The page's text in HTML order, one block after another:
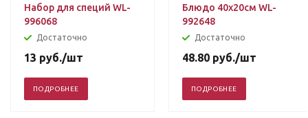
Набор для специй WL-
996068
Достаточно
13 руб./шт
ПОДРОБНЕЕ
Блюдо 40х20см WL-
992648
Достаточно
48.80 руб./шт
ПОДРОБНЕЕ